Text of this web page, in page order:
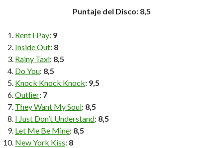
Puntaje del Disco: 8,5
Rent I Pay: 9
Inside Out: 8
Rainy Taxi: 8,5
Do You: 8,5
Knock Knock Knock: 9,5
Outlier: 7
They Want My Soul: 8,5
I Just Don’t Understand: 8,5
Let Me Be Mine: 8,5
New York Kiss: 8